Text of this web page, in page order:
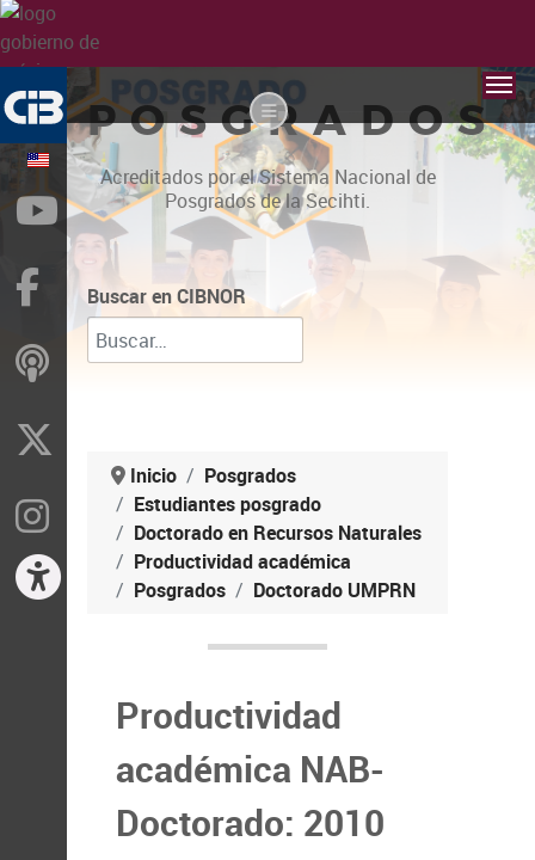
POSGRADOS
Acreditados por el Sistema Nacional de
Posgrados de la Secihti.
Buscar en CIBNOR
Inicio
Posgrados
Estudiantes posgrado
Doctorado en Recursos Naturales
Productividad académica
Posgrados
Doctorado UMPRN
Productividad
académica NAB-
Doctorado: 2010
YouTube
Facebook
ivoox
Instragram